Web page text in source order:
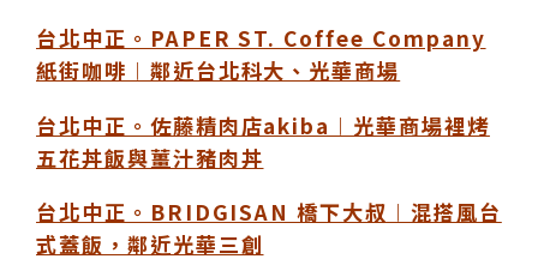
台北中正。PAPER ST. Coffee Company
紙街咖啡︱鄰近台北科大、光華商場
台北中正。佐藤精肉店akiba︱光華商場裡烤
五花丼飯與薑汁豬肉丼
台北中正。BRIDGISAN 橋下大叔︱混搭風台
式蓋飯，鄰近光華三創